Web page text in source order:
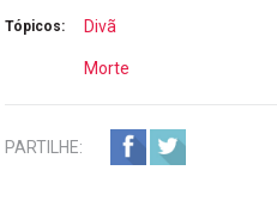
Tópicos: Divã
Morte
PARTILHE: